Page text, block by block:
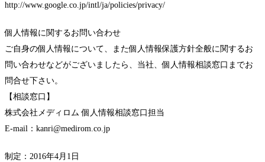
http://www.google.co.jp/intl/ja/policies/privacy/
個人情報に関するお問い合わせ
ご自身の個人情報について、また個人情報保護方針全般に関するお
問い合わせなどがございましたら、当社、個人情報相談窓口までお
問合せ下さい。
【相談窓口】
株式会社メディロム 個人情報相談窓口担当
E-mail：kanri@medirom.co.jp
制定：2016年4月1日